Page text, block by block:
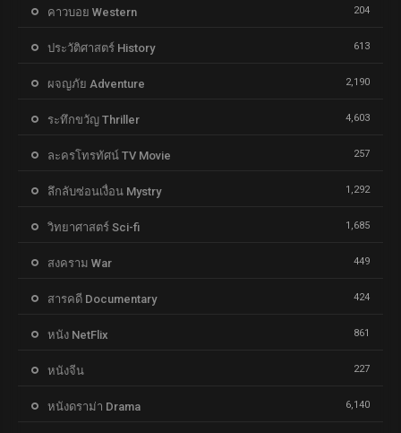
คาวบอย Western 204
ประวัติศาสตร์ History 613
ผจญภัย Adventure 2,190
ระทึกขวัญ Thriller 4,603
ละครโทรทัศน์ TV Movie 257
ลึกลับซ่อนเงื่อน Mystry 1,292
วิทยาศาสตร์ Sci-fi 1,685
สงคราม War 449
สารคดี Documentary 424
หนัง NetFlix 861
หนังจีน 227
หนังดราม่า Drama 6,140